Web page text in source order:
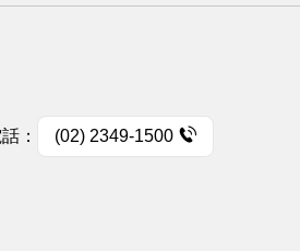
： (02) 2349-1500